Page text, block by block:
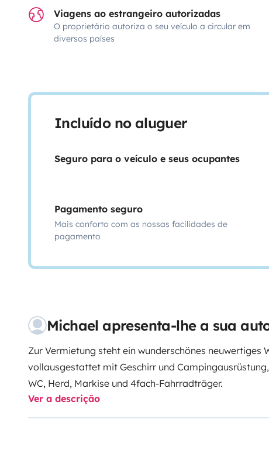
Viagens ao estrangeiro autorizadas
O proprietário autoriza o seu veículo a circular em
diversos países
Incluído no aluguer
Seguro para o veículo e seus ocupantes
Pagamento seguro
Mais conforto com as nossas facilidades de
pagamento
Michael apresenta-lhe a sua
Zur Vermietung steht ein wunderschönes neuwertiges
vollausgestattet mit Geschirr und
WC, Herd, Markise und 4fach-Fahrradträger.
Ver a descrição